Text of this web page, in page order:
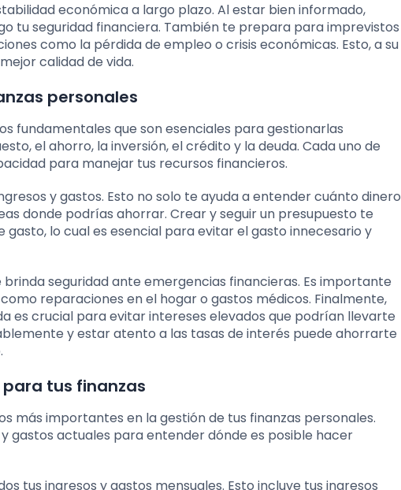
económica a largo plazo. Al estar bien informado,
tu seguridad financiera. También te prepara para imprevistos
como la pérdida de empleo o crisis económicas. Esto, a su
calidad de vida.
personales
fundamentales que son esenciales para gestionarlas
el ahorro, la inversión, el crédito y la deuda. Cada uno de
para manejar tus recursos financieros.
y gastos. Esto no solo te ayuda a entender cuánto dinero
donde podrías ahorrar. Crear y seguir un presupuesto te
lo cual es esencial para evitar el gasto innecesario y
seguridad ante emergencias financieras. Es importante
reparaciones en el hogar o gastos médicos. Finalmente,
es crucial para evitar intereses elevados que podrían llevarte
y estar atento a las tasas de interés puede ahorrarte
tus finanzas
más importantes en la gestión de tus finanzas personales.
gastos actuales para entender dónde es posible hacer
tus ingresos y gastos mensuales. Esto incluye tus ingresos